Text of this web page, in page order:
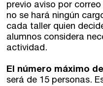
previo aviso por
no se hará ningún
cada taller quien
alumnos considera
actividad.
El número máximo
será de 15 personas.